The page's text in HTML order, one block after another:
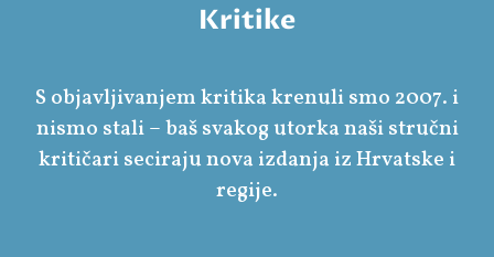
Kritike
S objavljivanjem kritika krenuli smo 2007. i
nismo stali – baš svakog utorka naši stručni
kritičari seciraju nova izdanja iz Hrvatske i
regije.